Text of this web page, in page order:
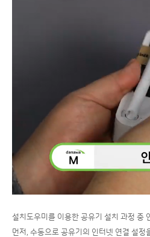
설치도우미를 이용한 공유기 설치 과정 중
먼저, 수동으로 공유기의 인터넷 연결 설